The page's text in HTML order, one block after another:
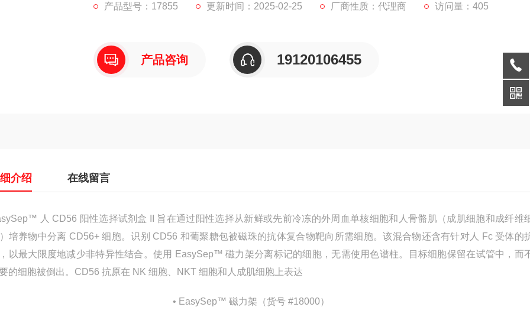
™ 磁力架分离标记的细胞，无需
产品型号：17855 更新时间：2025-02-25 厂商性质：代理商 访问量：405
产品咨询 19120106455
介绍 在线留言
人 CD56 阳性选择试剂盒 II 旨在通过阳性选择从新鲜或先前冷冻的外周血单核细胞和人骨骼肌（成肌细胞和成纤维
培养物中分离 CD56+ 细胞。识别 CD56 和葡聚糖包被磁珠的抗体复合物靶向所需细胞。该混合物还含有针对人 Fc 受体的
以最大限度地减少非特异性结合。使用 EasySep™ 磁力架分离标记的细胞，无需使用色谱柱。目标细胞保留在试管中，而
的细胞被倒出。CD56 抗原在 NK 细胞、NKT 细胞和人成肌细胞上表达
• EasySep™ 磁力架（货号 #18000）